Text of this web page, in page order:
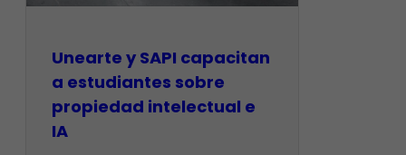
Unearte y SAPI capacitan
a estudiantes sobre
propiedad intelectual e
IA